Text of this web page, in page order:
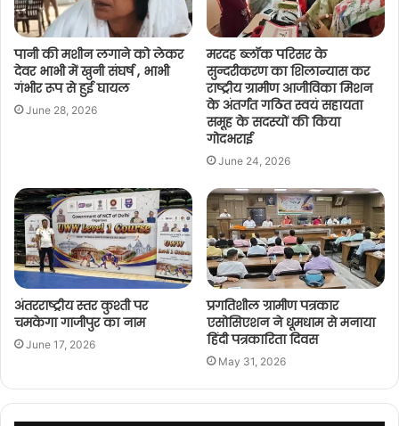
पानी की मशीन लगाने को लेकर
देवर भाभी में खुनी संघर्ष , भाभी
गंभीर रूप से हुई घायल
June 28, 2026
मरदह ब्लॉक परिसर के
सुन्दरीकरण का शिलान्यास कर
राष्ट्रीय ग्रामीण आजीविका मिशन
के अंतर्गत गठित स्वयं सहायता
समूह के सदस्यों की किया
गोदभराई
June 24, 2026
अंतरराष्ट्रीय स्तर कुश्ती पर
चमकेगा गाजीपुर का नाम
June 17, 2026
प्रगतिशील ग्रामीण पत्रकार
एसोसिएशन ने धूमधाम से मनाया
हिंदी पत्रकारिता दिवस
May 31, 2026